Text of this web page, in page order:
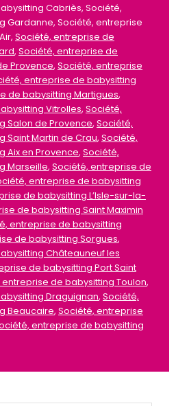
Cabriès, Société,
Gardanne, Société, entreprise
Société, entreprise de
, Société, entreprise de
Provence, Société, entreprise
entreprise de babysitting
de babysitting Martigues,
Vitrolles, Société,
Salon de Provence, Société,
Saint Martin de Crau, Société,
Aix en Provence, Société,
Marseille, Société, entreprise de
entreprise de babysitting
de babysitting L’Isle-sur-la-
de babysitting Saint Maximin
entreprise de babysitting
de babysitting Sorgues,
Châteauneuf les
de babysitting Port Saint
de babysitting Toulon,
Draguignan, Société,
Beaucaire, Société, entreprise
entreprise de babysitting